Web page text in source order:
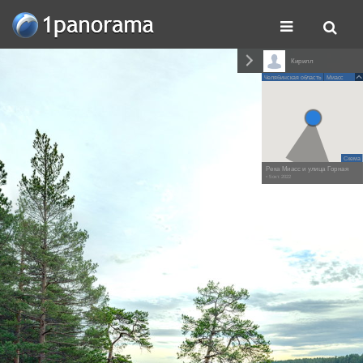
Кирилл
Челябинская область Миасс
Схема
Река Миасс и улица Горная
• 5 окт. 2022